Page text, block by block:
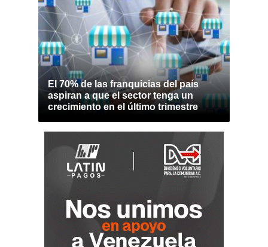
El 70% de las franquicias del país
aspiran a que el sector tenga un
crecimiento en el último trimestre